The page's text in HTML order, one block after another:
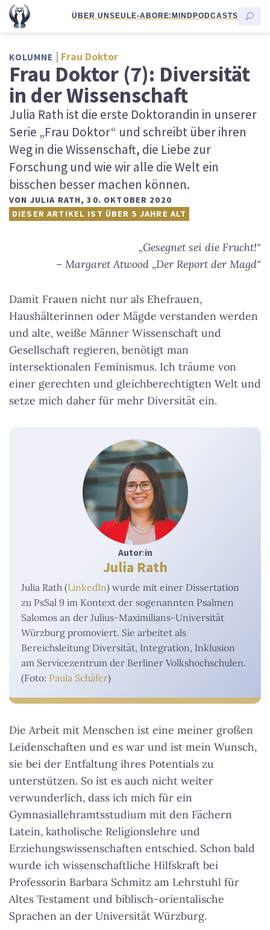
ÜBER UNSEULE-ABORE:MINDPODCASTS
KOLUMNE Frau Doktor
Frau Doktor (7): Diversität
in der Wissenschaft
Julia Rath ist die erste Doktorandin in unserer
Serie „Frau Doktor“ und schreibt über ihren
Weg in die Wissenschaft, die Liebe zur
Forschung und wie wir alle die Welt ein
bisschen besser machen können.
VON JULIA RATH,30. OKTOBER 2020
DIESER ARTIKEL IST ÜBER 5 JAHRE ALT
„Gesegnet sei die Frucht!“
– Margaret Atwood „Der Report der Magd“
Damit Frauen nicht nur als Ehefrauen,
Haushälterinnen oder Mägde verstanden werden
und alte, weiße Männer Wissenschaft und
Gesellschaft regieren, benötigt man
intersektionalen Feminismus. Ich träume von
einer gerechten und gleichberechtigten Welt und
setze mich daher für mehr Diversität ein.
Autor:in
Julia Rath
Julia Rath (LinkedIn) wurde mit einer Dissertation
zu PsSal 9 im Kontext der sogenannten Psalmen
Salomos an der Julius-Maximilians-Universität
Würzburg promoviert. Sie arbeitet als
Bereichsleitung Diversität, Integration, Inklusion
am Servicezentrum der Berliner Volkshochschulen.
(Foto: Paula Schäfer)
Die Arbeit mit Menschen ist eine meiner großen
Leidenschaften und es war und ist mein Wunsch,
sie bei der Entfaltung ihres Potentials zu
unterstützen. So ist es auch nicht weiter
verwunderlich, dass ich mich für ein
Gymnasiallehramtsstudium mit den Fächern
Latein, katholische Religionslehre und
Erziehungswissenschaften entschied. Schon bald
wurde ich wissenschaftliche Hilfskraft bei
Professorin Barbara Schmitz am Lehrstuhl für
Altes Testament und biblisch-orientalische
Sprachen an der Universität Würzburg.